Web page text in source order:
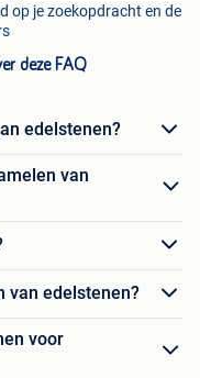
op je zoekopdracht en de
deze FAQ
edelstenen?
van
van edelstenen?
voor